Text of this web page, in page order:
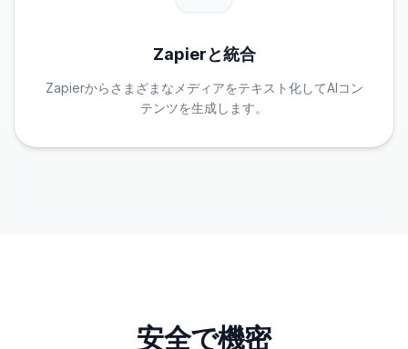
Zapierと統合
Zapierからさまざまなメディアをテキスト化してAIコン
テンツを生成します。
安全で機密